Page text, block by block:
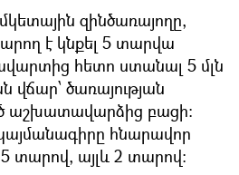
զինծառայողը,
է կնքել 5 տարվա
հետո ստանալ 5 մլն
ծառայության
աշխատավարձից բացի:
հնարավոր
5 տարով, այլև 2 տարով։